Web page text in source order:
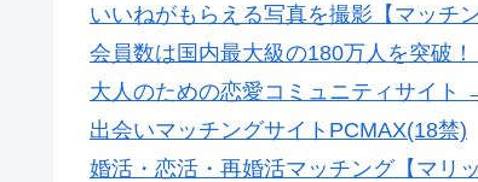
いいねがもらえる写真を撮影【マッチ
会員数は国内最大級の180万人を突破！
大人のための恋愛コミュニティサイ
出会いマッチングサイトPCMAX(18禁)
婚活・恋活・再婚活マッチング【マリ